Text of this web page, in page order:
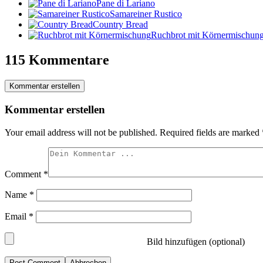
Pane di Lariano
Samareiner Rustico
Country Bread
Ruchbrot mit
115 Kommentare
Kommentar erstellen
Kommentar erstellen
Your email address will not be published. Required fields are marked
Comment *
Name *
Email *
Bild hinzufügen (optional)